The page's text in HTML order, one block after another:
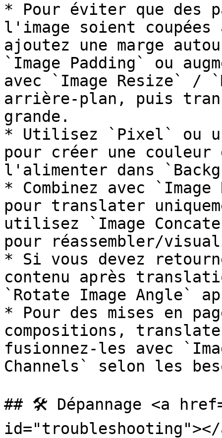
* Pour éviter que des
l'image soient
ajoutez une marge
`Image Padding` ou
avec `Image Resize` /
arrière-plan, puis
grande.
* Utilisez `Pixel` ou
pour créer une
l'alimenter dans
* Combinez avec
pour translater
utilisez `Image
pour réassembler/
* Si vous devez
contenu après
`Rotate Image Angle`
* Pour des mises en
compositions,
fusionnez-les avec
Channels` selon les
## 🛠️ Dépannage <a
id="troubleshooting"></